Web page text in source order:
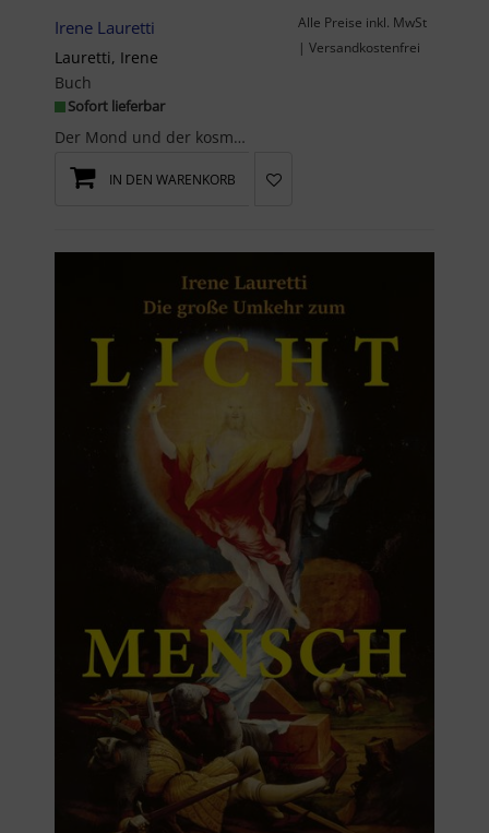
Irene Lauretti
Lauretti, Irene
Buch
Sofort lieferbar
Der Mond und der kosmische Code der Schöpfung ist ein 386 Seiten umfassendes, faszinierendes und ...
Alle Preise inkl. MwSt
| Versandkostenfrei
IN DEN WARENKORB